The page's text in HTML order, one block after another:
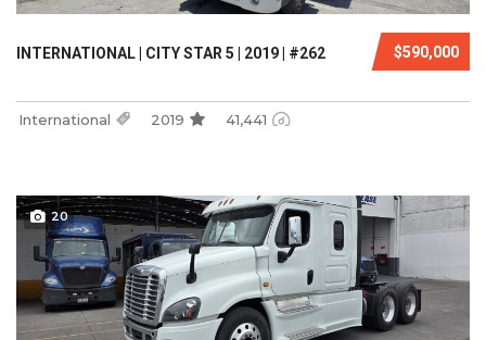
$590,000
INTERNATIONAL | CITY STAR 5 | 2019 | #262
International 2019 41,441
20